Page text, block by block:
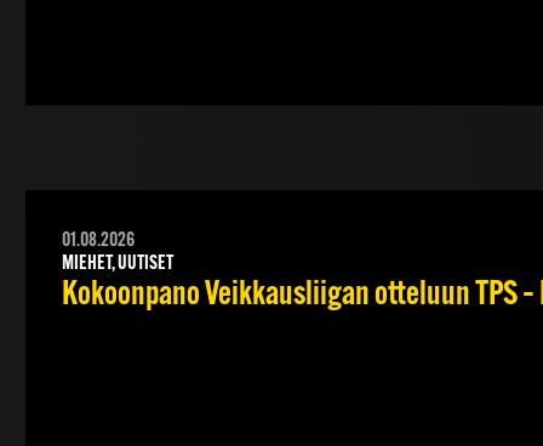
01.08.2026
MIEHET, UUTISET
Kokoonpano Veikkausliigan otteluun TPS